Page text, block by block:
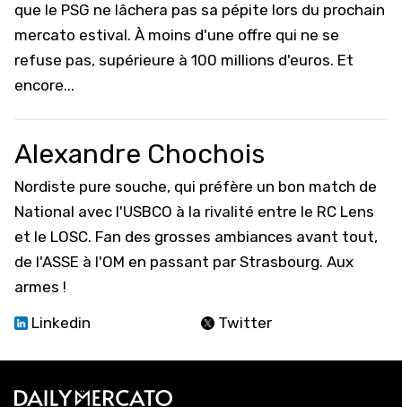
que le PSG ne lâchera pas sa pépite lors du prochain
mercato estival. À moins d'une offre qui ne se
refuse pas, supérieure à 100 millions d'euros. Et
encore...
Alexandre Chochois
Nordiste pure souche, qui préfère un bon match de
National avec l'USBCO à la rivalité entre le RC Lens
et le LOSC. Fan des grosses ambiances avant tout,
de l'ASSE à l'OM en passant par Strasbourg. Aux
armes !
Linkedin
Twitter